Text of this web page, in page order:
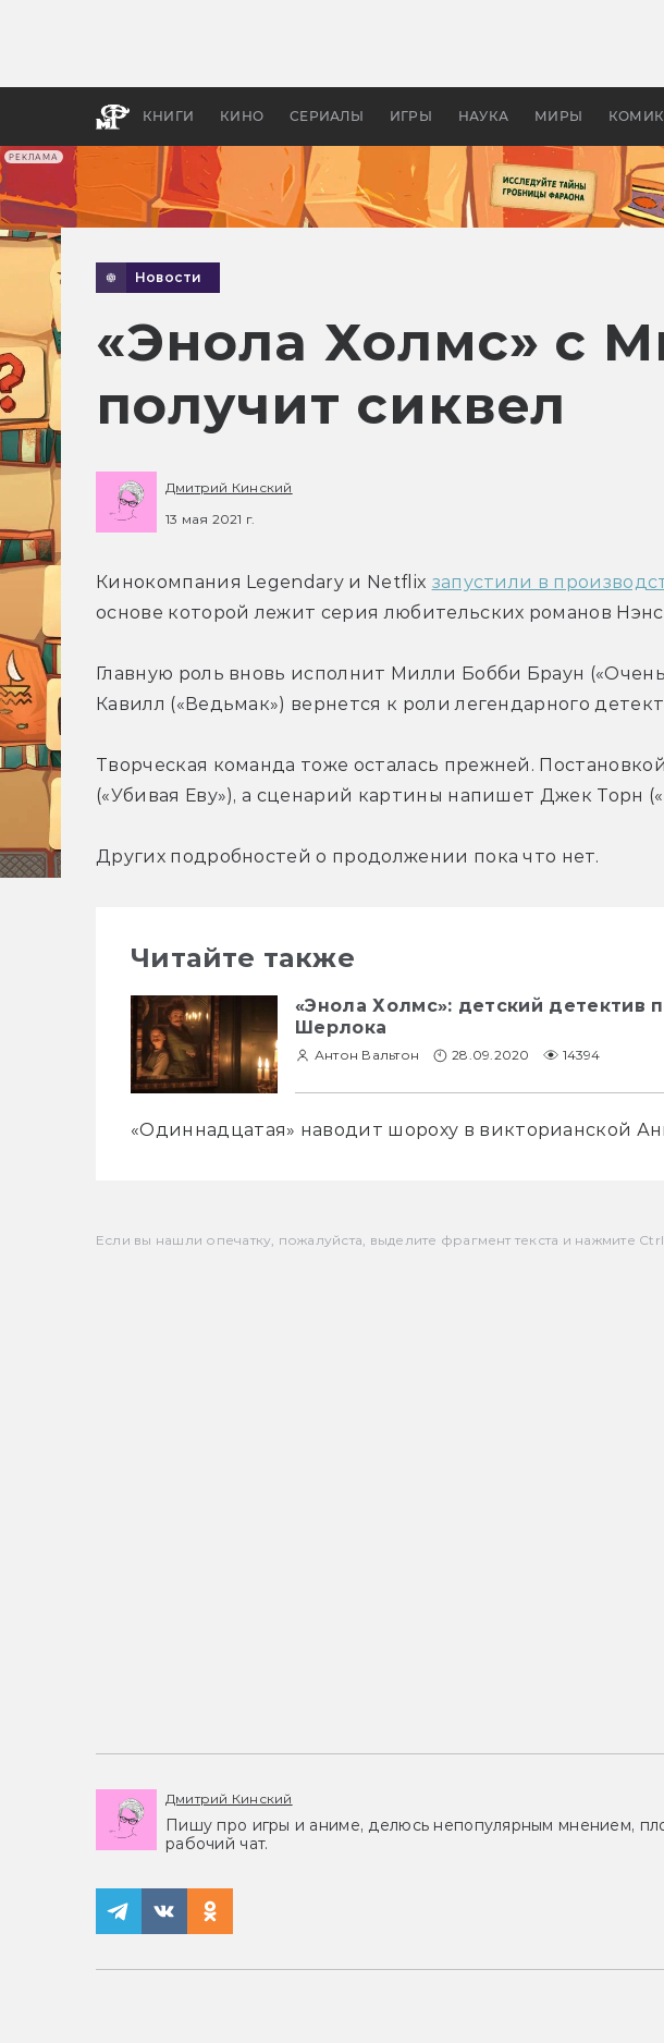
РЕКЛАМА
КНИГИ КИНО СЕРИАЛЫ ИГРЫ НАУКА МИРЫ
бы «Властелина колец»
Новости
«Энола Холмс» с
получит сиквел
Дмитрий Кинский
13 мая 2021 г.
Кинокомпания Legendary и Netflix запустили в
основе которой лежит серия любительских романов
Главную роль вновь исполнит Милли Бобби Браун
Кавилл («Ведьмак») вернется к роли легендарного
Творческая команда тоже осталась прежней.
(«Убивая Еву»), а сценарий картины напишет Джек Торн
Других подробностей о продолжении пока что нет.
Читайте также
«Энола Холмс»: детский детектив
Шерлока
Антон Вальтон 28.09.2020 14394
«Одиннадцатая» наводит шороху в викторианской
Если вы нашли опечатку, пожалуйста, выделите фрагмент текста и нажмите
Дмитрий Кинский
Пишу про игры и аниме, делюсь непопулярным мнением,
рабочий чат.